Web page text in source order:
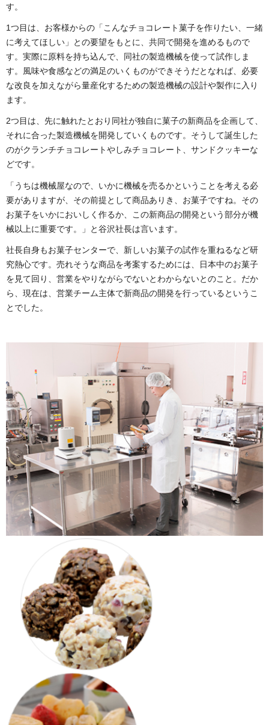
す。
1つ目は、お客様からの「こんなチョコレート菓子を作りたい、一緒
に考えてほしい」との要望をもとに、共同で開発を進めるもので
す。実際に原料を持ち込んで、同社の製造機械を使って試作しま
す。風味や食感などの満足のいくものができそうだとなれば、必要
な改良を加えながら量産化するための製造機械の設計や製作に入り
ます。
2つ目は、先に触れたとおり同社が独自に菓子の新商品を企画して、
それに合った製造機械を開発していくものです。そうして誕生した
のがクランチチョコレートやしみチョコレート、サンドクッキーな
どです。
「うちは機械屋なので、いかに機械を売るかということを考える必
要がありますが、その前提として商品ありき、お菓子ですね。その
お菓子をいかにおいしく作るか、この新商品の開発という部分が機
械以上に重要です。」と谷沢社長は言います。
社長自身もお菓子センターで、新しいお菓子の試作を重ねるなど研
究熱心です。売れそうな商品を考案するためには、日本中のお菓子
を見て回り、営業をやりながらでないとわからないとのこと。だか
ら、現在は、営業チーム主体で新商品の開発を行っているというこ
とでした。